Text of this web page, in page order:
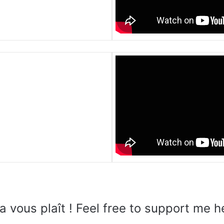
vous plaît ! Feel free to support me